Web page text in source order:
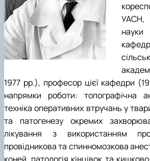
УАСН,
науки
1977 рр.), професор цієї кафедри
напрямки роботи: топографічна
техніка оперативних втручань у
та патогенезу окремих
лікування з використанням
провідникова та спинномозкова